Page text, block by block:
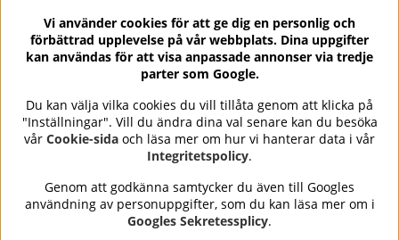
I vårt nyhetsbrev får du ta del av nyheter och
erbjudanden.
Se våra omdömen på⭐ Trustpilot
Nails Body and Beautyerbjuder professionell hudvård,
nagellack och makeup från ledande varumärken som OPI,
Vi använder cookies för att ge dig en personlig och
förbättrad upplevelse på vår webbplats. Dina uppgifter
kan användas för att visa anpassade annonser via tredje
parter som Google.
Du kan välja vilka cookies du vill tillåta genom att klicka på
"Inställningar". Vill du ändra dina val senare kan du besöka
vår Cookie-sida och läsa mer om hur vi hanterar data i vår
Integritetspolicy.
Genom att godkänna samtycker du även till Googles
användning av personuppgifter, som du kan läsa mer om i
Googles Sekretessplicy.